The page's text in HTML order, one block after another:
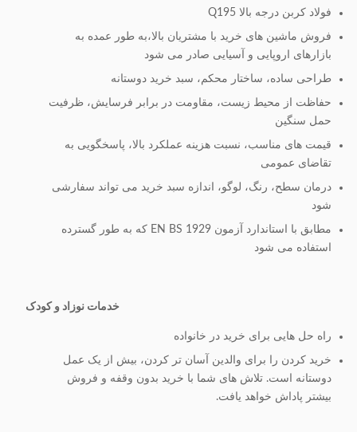
فولاد کربن درجه بالا Q195
فروش ماشین های خرید با مشتریان بالا،به طور عمده به
بازارهای اروپایی و آسیایی صادر می شود
طراحی ساده، ساختار محکم، سبد خرید دوستانه
حفاظت از محیط زیست، مقاومت در برابر فرسایش، ظرفیت
حمل سنگین
قیمت های مناسب، نسبت هزینه عملکرد بالا، پاسخگویی به
تقاضای عمومی
درمان سطح، رنگ، لوگو، اندازه سبد خرید می تواند سفارشی
شود
مطابق با استاندارد آزمون EN BS 1929 که به طور گسترده
استفاده می شود
خدمات نوزاد و کودک
راه حل هایی برای خرید در خانواده
خرید کردن را برای والدین آسان تر کردن، بیش از یک عمل
دوستانه است. تلاش های شما با خرید بدون وقفه و فروش
بیشتر پاداش خواهد یافت.